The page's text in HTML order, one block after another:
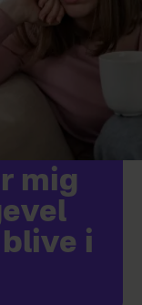
mig
i